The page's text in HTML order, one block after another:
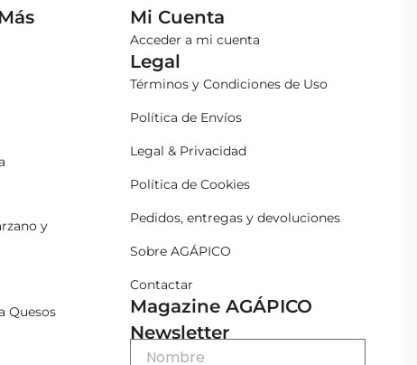
y
Quesos
Mi Cuenta
Acceder a mi cuenta
Legal
Términos y Condiciones de Uso
Política de Envíos
Legal & Privacidad
Política de Cookies
Pedidos, entregas y devoluciones
Sobre AGÁPICO
Contactar
Magazine AGÁPICO
Newsletter